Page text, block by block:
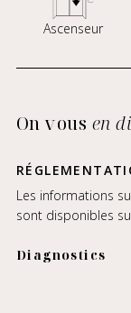
Ascenseur
On vous en
Les informations
sont disponibles
Diagnostics